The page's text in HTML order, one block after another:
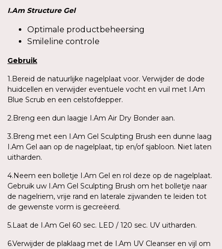
I.Am Structure Gel
Optimale productbeheersing
Smileline controle
Gebruik
1.Bereid de natuurlijke nagelplaat voor. Verwijder de dode
huidcellen en verwijder eventuele vocht en vuil met I.Am
Blue Scrub en een celstofdepper.
2.Breng een dun laagje I.Am Air Dry Bonder aan.
3.Breng met een I.Am Gel Sculpting Brush een dunne laag
I.Am Gel aan op de nagelplaat, tip en/of sjabloon. Niet laten
uitharden.
4.Neem een bolletje I.Am Gel en rol deze op de nagelplaat.
Gebruik uw I.Am Gel Sculpting Brush om het bolletje naar
de nagelriem, vrije rand en laterale zijwanden te leiden tot
de gewenste vorm is gecreëerd.
5.Laat de I.Am Gel 60 sec. LED / 120 sec. UV uitharden.
6.Verwijder de plaklaag met de I.Am UV Cleanser en vijl om